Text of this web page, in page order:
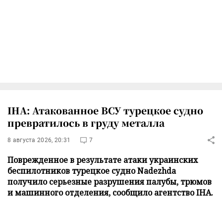
IHA: Атакованное ВСУ турецкое судно
превратилось в груду металла
8 августа 2026, 20:31 7
Поврежденное в результате атаки украинских
беспилотников турецкое судно Nadezhda
получило серьезные разрушения палубы, трюмов
и машинного отделения, сообщило агентство IHA.